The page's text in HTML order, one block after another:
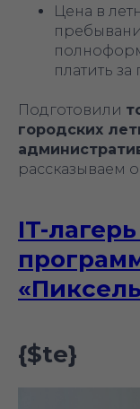
Цена в
платить
Подготовили
городских
рассказываем
IT-
{$te}